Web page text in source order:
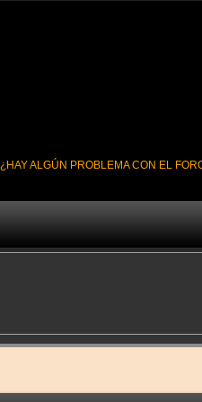
¿HAY ALGÚN PROBLEMA CON EL